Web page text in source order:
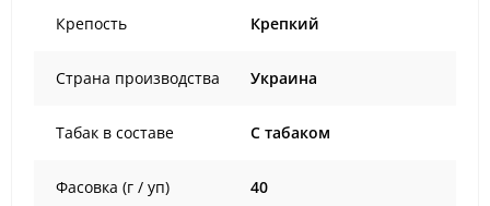
Крепость Крепкий
Страна производства Украина
Табак в составе C табаком
Фасовка (г / уп) 40